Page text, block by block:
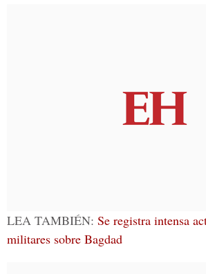
LEA TAMBIÉN: Se registra intensa
militares sobre Bagdad